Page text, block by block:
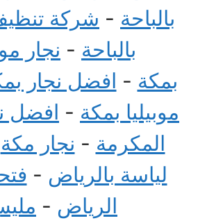
بالباحة - شركة تنظيف
بالباحة - نجار
بمكة - افضل نجار
موبيليا بمكة - افضل
المكرمة - نجار مكة
لياسة بالرياض -
الرياض -